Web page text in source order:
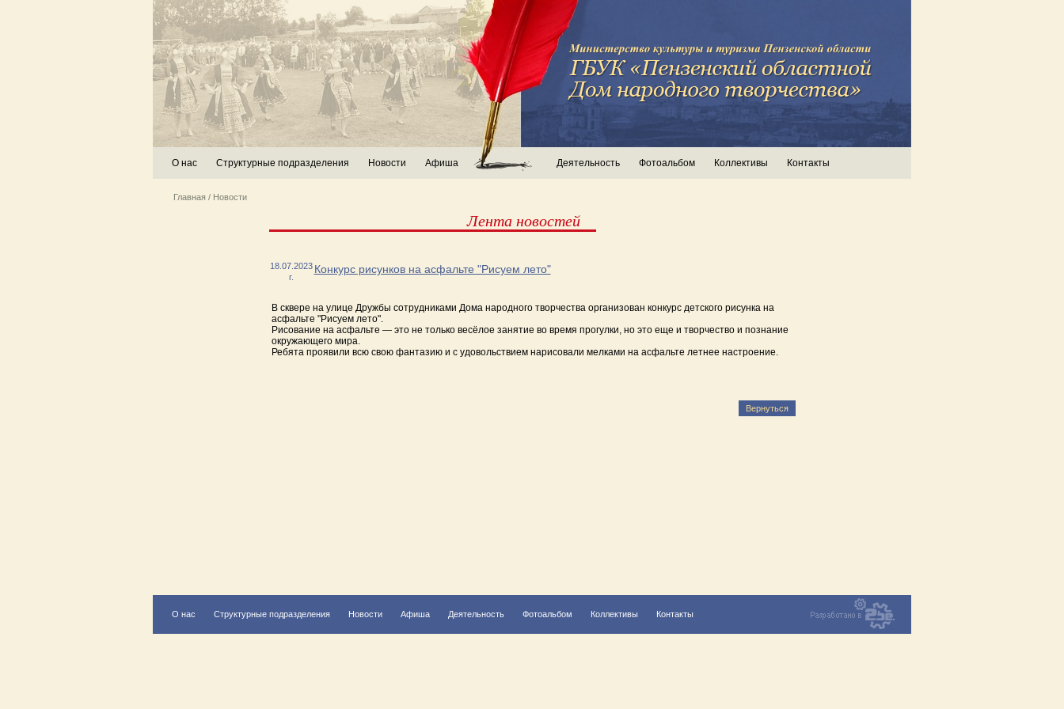
О нас Структурные подразделения Новости Афиша Деятельность Фотоальбом Коллективы Контакты
Главная / Новости
Лента новостей
18.07.2023
г.
Конкурс рисунков на асфальте "Рисуем лето"
В сквере на улице Дружбы сотрудниками Дома народного творчества организован конкурс детского рисунка на
асфальте "Рисуем лето".
Рисование на асфальте — это не только весёлое занятие во время прогулки, но это еще и творчество и познание
окружающего мира.
Ребята проявили всю свою фантазию и с удовольствием нарисовали мелками на асфальте летнее настроение.
Вернуться
О нас Структурные подразделения Новости Афиша Деятельность Фотоальбом Коллективы Контакты